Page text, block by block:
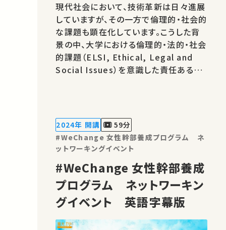
現代社会において、技術革新は日々進展
していますが、その一方で倫理的・社会的
な課題も顕在化しています。こうした背
景の中、大学における倫理的・法的・社会
的課題（ELSI, Ethical, Legal and
Social Issues）を意識した責任ある研
の目的は、工学が関わる様々な分野にお
ける技術とその社会的影響について、
我々…
2024年 開講
59分
#WeChange 女性幹部養成プログラム ネ
ットワーキングイベント
#WeChange 女性幹部養成
プログラム ネットワーキン
グイベント 英語字幕版